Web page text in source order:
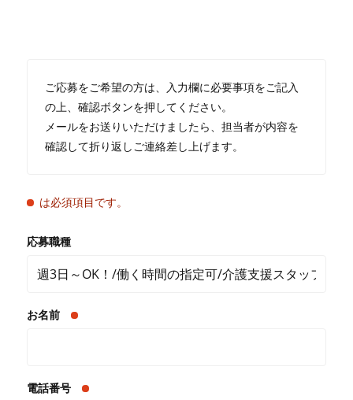
ご応募をご希望の方は、入力欄に必要事項をご記入
の上、確認ボタンを押してください。
メールをお送りいただけましたら、担当者が内容を
確認して折り返しご連絡差し上げます。
は必須項目です。
応募職種
お名前
電話番号